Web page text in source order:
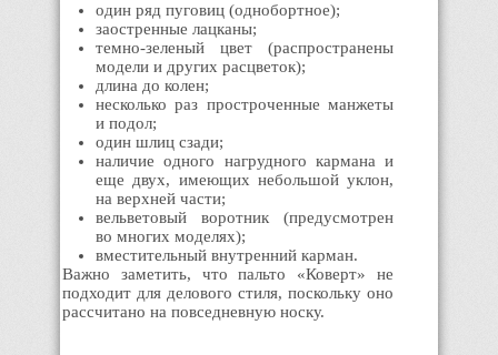
один ряд пуговиц (однобортное);
заостренные лацканы;
темно-зеленый цвет (распространены
модели и других расцветок);
длина до колен;
несколько раз простроченные манжеты
и подол;
один шлиц сзади;
наличие одного нагрудного кармана и
еще двух, имеющих небольшой уклон,
на верхней части;
вельветовый воротник (предусмотрен
во многих моделях);
вместительный внутренний карман.
Важно заметить, что пальто «Коверт» не
подходит для делового стиля, поскольку оно
рассчитано на повседневную носку.